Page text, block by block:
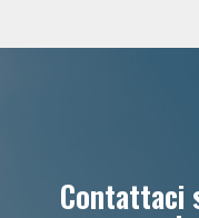
Contattaci